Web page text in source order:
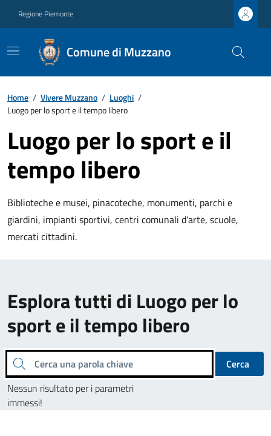
Regione Piemonte
Comune di Muzzano
Home / Vivere Muzzano / Luoghi /
Luogo per lo sport e il tempo libero
Luogo per lo sport e il
tempo libero
Biblioteche e musei, pinacoteche, monumenti, parchi e
giardini, impianti sportivi, centri comunali d'arte, scuole,
mercati cittadini.
Esplora tutti di Luogo per lo
sport e il tempo libero
Cerca una parola chiave
Cerca
Nessun risultato per i parametri
immessi!